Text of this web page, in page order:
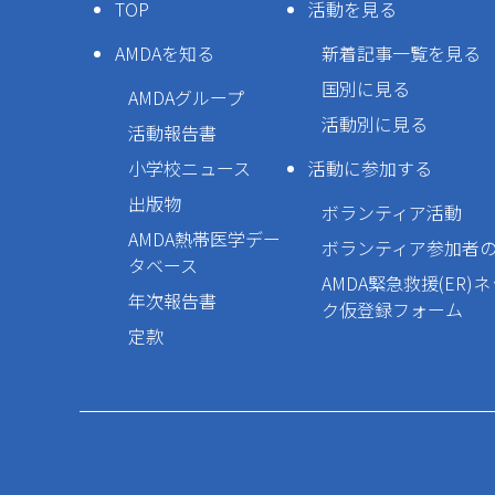
TOP
AMDAを知る
AMDAグループ
活動報告書
小学校ニュース
出版物
AMDA熱帯医学デー
タベース
年次報告書
定款
活動を見る
新着記事一覧を見る
国別に見る
活動別に見る
活動に参加する
ボランティア活動
ボランティア参加者
AMDA緊急救援(ER)
ク仮登録フォーム